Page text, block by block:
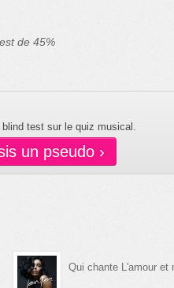
de 45%
test sur le quiz musical.
un pseudo ›
Qui chante L'amour et